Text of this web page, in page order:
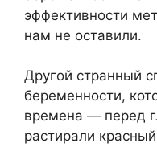
эффективности
нам не оставили.
Другой странный
беременности,
времена — перед
растирали